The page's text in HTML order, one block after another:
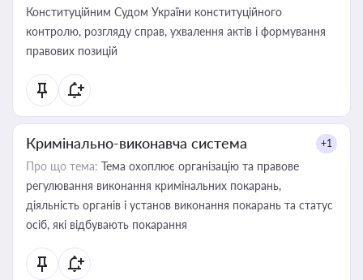
Конституційним Судом України конституційного
контролю, розгляду справ, ухвалення актів і формування
правових позицій
Кримінально-виконавча система +1
Про що тема: Тема охоплює організацію та правове
регулювання виконання кримінальних покарань,
діяльність органів і установ виконання покарань та статус
осіб, які відбувають покарання